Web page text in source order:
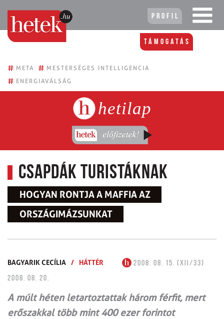
Profil
Támogatás
# META # MESTERSÉGES INTELLIGENCIA
# ENERGIAVÁLSÁG
hetilap
Csapdák turistáknak
HOGYAN RONTJA A MAFFIA AZ
ORSZÁGIMÁZSUNKAT
BAGYARIK CECÍLIA / HÁTTÉR
2008. 08. 15. (XII/33)
2008. 08. 20.
A múlt héten letartoztattak három férfit, mert
erőszakkal több mint 400 ezer forintot